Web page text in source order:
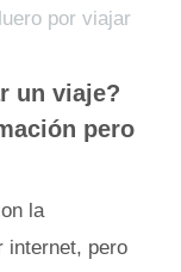
por viajar
un viaje?
pero
la
internet, pero